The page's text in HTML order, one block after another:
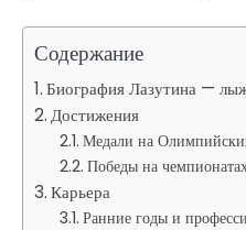
Содержание
Биография Лазутина —
Достижения
Медали на
Победы на
Карьера
Ранние годы и